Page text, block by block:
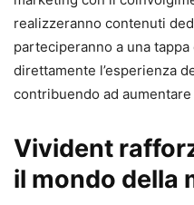
realizzeranno contenuti
parteciperanno a una
direttamente l’esperienza
contribuendo ad
Vivident
il mondo della